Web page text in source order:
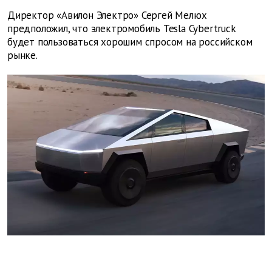
Директор «Авилон Электро» Сергей Мелюх
предположил, что электромобиль Tesla Cybertruck
будет пользоваться хорошим спросом на российском
рынке.